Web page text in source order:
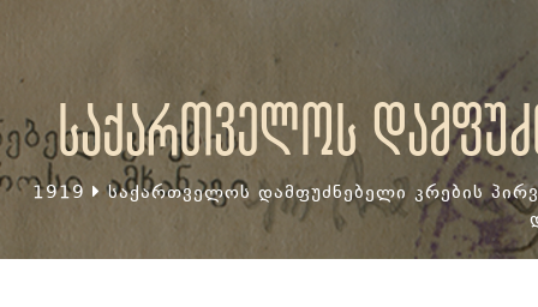
საქართველოს
1919
საქართველოს დამფუძნებელი კრების